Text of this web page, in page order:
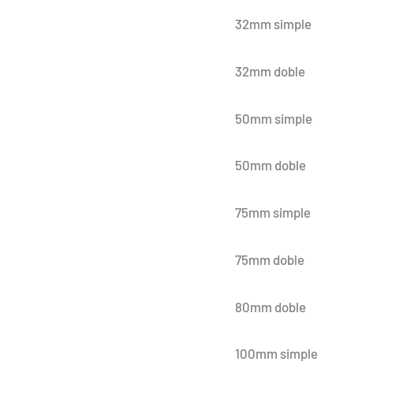
32mm simple
32mm doble
50mm simple
50mm doble
75mm simple
75mm doble
80mm doble
100mm simple